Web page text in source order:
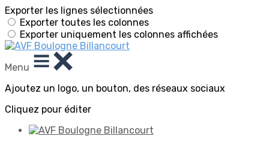
Exporter les lignes sélectionnées
Exporter toutes les colonnes
Exporter uniquement les colonnes affichées
Menu
Ajoutez un logo, un bouton, des réseaux sociaux
Cliquez pour éditer